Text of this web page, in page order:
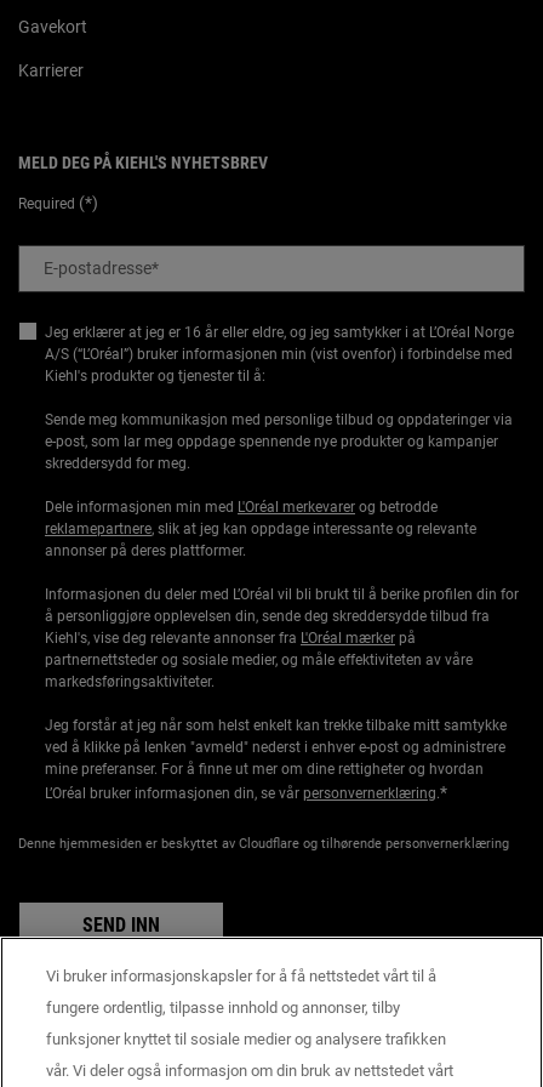
Gavekort
Karrierer
MELD DEG PÅ KIEHL'S NYHETSBREV
Required (*)
E-postadresse*
Jeg erklærer at jeg er 16 år eller eldre, og jeg samtykker i at L’Oréal Norge
A/S (“L’Oréal”) bruker informasjonen min (vist ovenfor) i forbindelse med
Kiehl's produkter og tjenester til å:
Sende meg kommunikasjon med personlige tilbud og oppdateringer via
e-post, som lar meg oppdage spennende nye produkter og kampanjer
skreddersydd for meg.
Dele informasjonen min med L'Oréal merkevarer og betrodde
reklamepartnere, slik at jeg kan oppdage interessante og relevante
annonser på deres plattformer.
Informasjonen du deler med L’Oréal vil bli brukt til å berike profilen din for
å personliggjøre opplevelsen din, sende deg skreddersydde tilbud fra
Kiehl's, vise deg relevante annonser fra L'Oréal mærker på
partnernettsteder og sosiale medier, og måle effektiviteten av våre
markedsføringsaktiviteter.
Jeg forstår at jeg når som helst enkelt kan trekke tilbake mitt samtykke
ved å klikke på lenken "avmeld" nederst i enhver e-post og administrere
mine preferanser. For å finne ut mer om dine rettigheter og hvordan
L’Oréal bruker informasjonen din, se vår personvernerklæring.*
Denne hjemmesiden er beskyttet av Cloudflare og tilhørende personvernerklæring
SEND INN
Produsentinformasjon
KIEHL'S
Vi bruker informasjonskapsler for å få nettstedet vårt til å
fungere ordentlig, tilpasse innhold og annonser, tilby
funksjoner knyttet til sosiale medier og analysere trafikken
vår. Vi deler også informasjon om din bruk av nettstedet vårt